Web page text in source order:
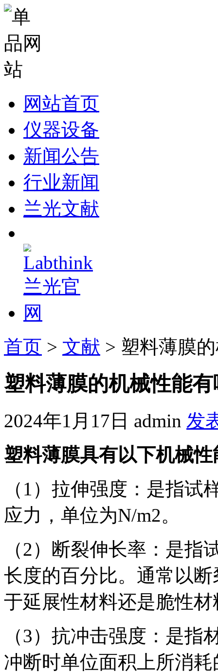
网站首页
仪器设备
新闻公告
行业新闻
兰光文献
首页 > 文献 > 塑料薄膜
塑料薄膜的机械性能
2024年1月17日 admin 发
塑料薄膜具有以下机械性
（1）拉伸强度：是指
应力，单位为N/m2。
（2）断裂伸长率：是
长度的百分比。通常以
于延展性材料还是脆性材
（3）抗冲击强度：是
冲断时单位面积上所消